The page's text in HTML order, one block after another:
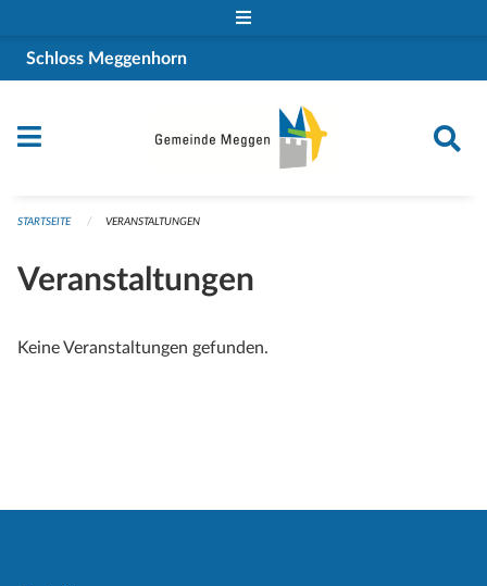
Schloss Meggenhorn
STARTSEITE VERANSTALTUNGEN
Veranstaltungen
Keine Veranstaltungen gefunden.